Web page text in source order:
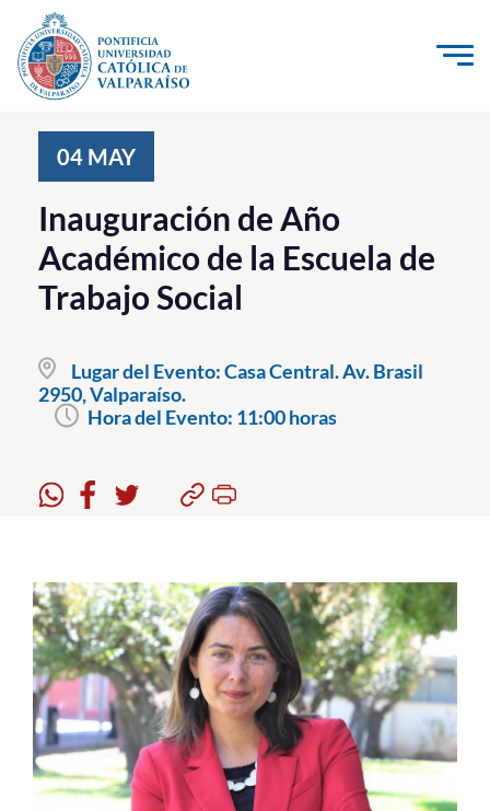
Click acá para ir directamente al contenido
Investigación, Creación e Innovación
PUCV Internacional
Vinculación con el Medio
Pregrado
Postgrado
Formación Continua
Académicos
Funcionarios
Alumni
04 MAY
Inauguración de Año
Académico de la Escuela de
Trabajo Social
Lugar del Evento:Casa Central. Av. Brasil
2950, Valparaíso.
Hora del Evento: 11:00 horas